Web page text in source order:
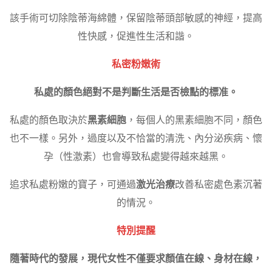
該手術可切除陰蒂海綿體，保留陰蒂頭部敏感的神經，提高
性快感，促進性生活和諧。
私密粉嫩術
私處的顏色絕對不是判斷生活是否檢點的標准。
私處的顏色取決於黑素細胞 ，每個人的黑素細胞不同，顏色
也不一樣。另外，過度以及不恰當的清洗、內分泌疾病、懷
孕（性激素）也會導致私處變得越來越黑。
追求私處粉嫩的寶子，可通過激光治療改善私密處色素沉著
的情況。
特別提醒
隨著時代的發展，現代女性不僅要求顏值在線、身材在線，